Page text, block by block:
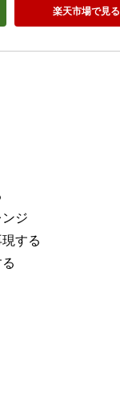
楽天市場で見る
ジ
する